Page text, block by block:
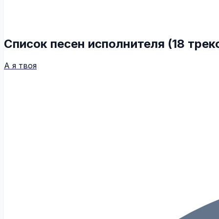
Список песен исполнителя (18
А я твоя